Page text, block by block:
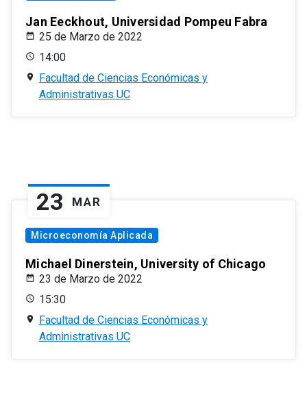
Jan Eeckhout, Universidad Pompeu Fabra
25 de Marzo de 2022
14:00
Facultad de Ciencias Económicas y
Administrativas UC
23 MAR
Microeconomía Aplicada
Michael Dinerstein, University of Chicago
23 de Marzo de 2022
15:30
Facultad de Ciencias Económicas y
Administrativas UC